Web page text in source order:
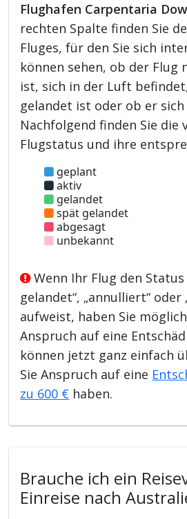
Flughafen Carpentaria
rechten Spalte finden Sie
Fluges, für den Sie sich
können sehen, ob der Flug
ist, sich in der Luft
gelandet ist oder ob er
Nachfolgend finden Sie die
Flugstatus und ihre
geplant
aktiv
gelandet
spät gelandet
abgesagt
unbekannt
Wenn Ihr Flug den
gelandet“, „annulliert“ oder
aufweist, haben Sie
Anspruch auf eine
können jetzt ganz einfach
Sie Anspruch auf eine
zu 600 € haben.
Brauche ich ein
Einreise nach